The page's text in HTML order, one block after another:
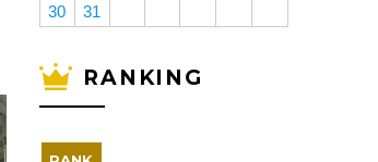
30
31
RANKING